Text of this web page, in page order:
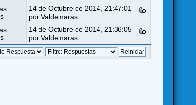
14 de Octubre de 2014, 21:47:01
porValdemaras
14 de Octubre de 2014, 21:36:05
porValdemaras